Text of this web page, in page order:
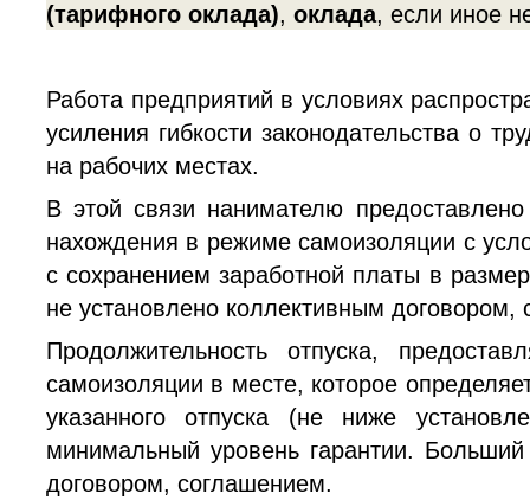
(тарифного оклада), оклада, если иное
Работа предприятий в условиях
усиления гибкости законодательства о
на рабочих местах.
В этой связи нанимателю
нахождения в режиме самоизоляции с
с сохранением заработной платы в
не установлено коллективным договором,
Продолжительность отпуска,
самоизоляции в месте, которое
указанного отпуска (не ниже
минимальный уровень гарантии.
договором, соглашением.